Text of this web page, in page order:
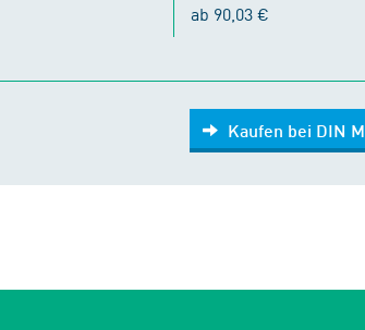
ab 90,03 €
Kaufen bei DIN